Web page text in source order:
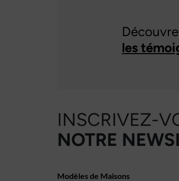
les
INSCRIVEZ-
NOTRE
Modèles de Maisons